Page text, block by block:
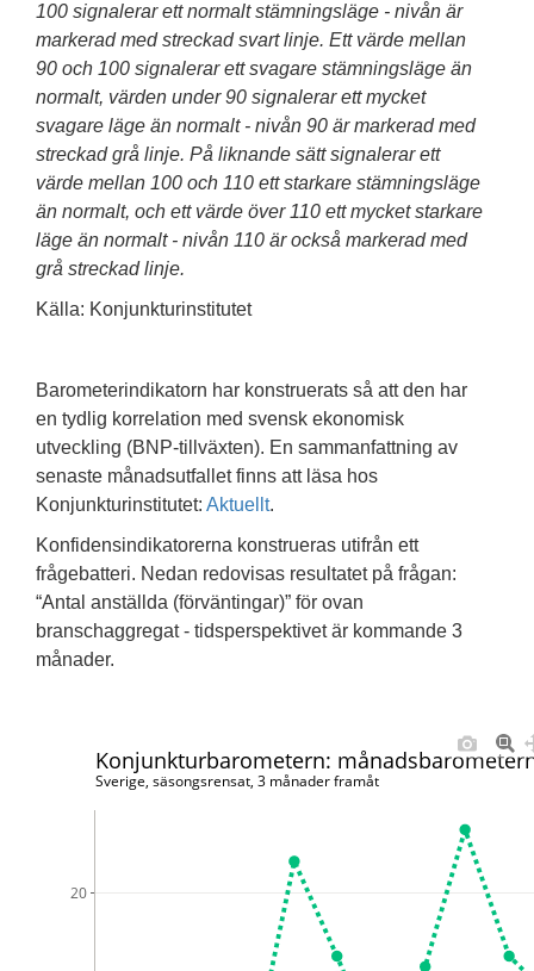
100 signalerar ett normalt stämningsläge - nivån är
markerad med streckad svart linje. Ett värde mellan
90 och 100 signalerar ett svagare stämningsläge än
normalt, värden under 90 signalerar ett mycket
svagare läge än normalt - nivån 90 är markerad med
streckad grå linje. På liknande sätt signalerar ett
värde mellan 100 och 110 ett starkare stämningsläge
än normalt, och ett värde över 110 ett mycket starkare
läge än normalt - nivån 110 är också markerad med
grå streckad linje.
Källa: Konjunkturinstitutet
Barometerindikatorn har konstruerats så att den har
en tydlig korrelation med svensk ekonomisk
utveckling (BNP-tillväxten). En sammanfattning av
senaste månadsutfallet finns att läsa hos
Konjunkturinstitutet: Aktuellt.
Konfidensindikatorerna konstrueras utifrån ett
frågebatteri. Nedan redovisas resultatet på frågan:
“Antal anställda (förväntingar)” för ovan
branschaggregat - tidsperspektivet är kommande 3
månader.
20
Konjunkturbarometern:
Sverige, säsongsrensat, 3 månader framåt